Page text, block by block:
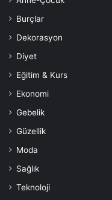
Burçlar
Dekorasyon
Diyet
Eğitim & Kurs
Ekonomi
Gebelik
Güzellik
Moda
Sağlık
Teknoloji